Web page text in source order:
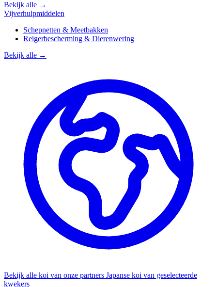
Bekijk alle →
Vijverhulpmiddelen
Schepnetten & Meetbakken
Reigerbescherming & Dierenwering
Bekijk alle →
Bekijk alle koi van onze partners Japanse koi van geselecteerde
kwekers